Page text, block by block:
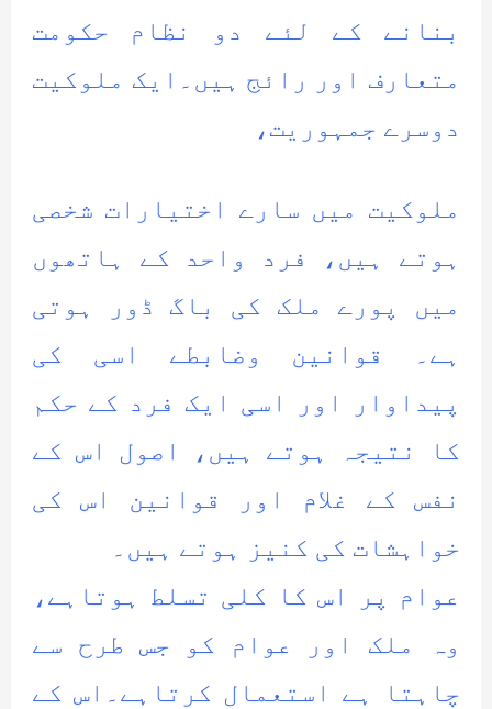
بنانے کے لئے دو نظام حکومت
متعارف اور رائج ہیں۔ایک ملوکیت
دوسرے جمہوریت،
ملوکیت میں سارے اختیارات شخصی
ہوتے ہیں، فرد واحد کے ہاتھوں
میں پورے ملک کی باگ ڈور ہوتی
ہے۔ قوانین وضابطے اسی کی
پیداوار اور اسی ایک فرد کے حکم
کا نتیجہ ہوتے ہیں، اصول اس کے
نفس کے غلام اور قوانین اس کی
خواہشات کی کنیز ہوتے ہیں۔
عوام پر اس کا کلی تسلط ہوتاہے،
وہ ملک اور عوام کو جس طرح سے
چاہتا ہے استعمال کرتاہے۔اس کے